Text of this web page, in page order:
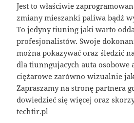
Jest to właściwie
zmiany mieszanki paliwa bądź
To jedyny tiuning jaki warto
profesjonalistów. Swoje
można pokazywać oraz śledzić
dla tiunngujacych auta osobowe
ciężarowe zarówno wizualnie
Zapraszamy na stronę partnera
dowiedzieć się więcej oraz
techtir.pl